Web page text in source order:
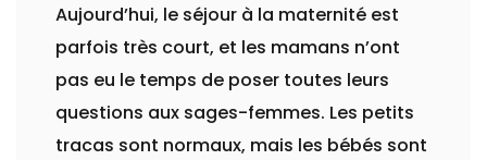
Aujourd’hui, le séjour à la maternité est
parfois très court, et les mamans n’ont
pas eu le temps de poser toutes leurs
questions aux sages-femmes. Les petits
tracas sont normaux, mais les bébés sont